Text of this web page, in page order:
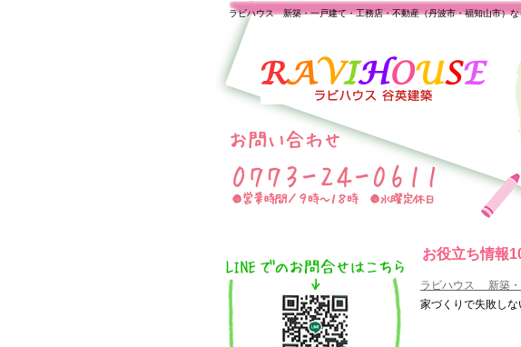
お役立ち情報
ラビハウス 新築・一戸建て・工務店・不動産（丹波市・福知山市）な
ラビハウス 新築・
家づくりで失敗し